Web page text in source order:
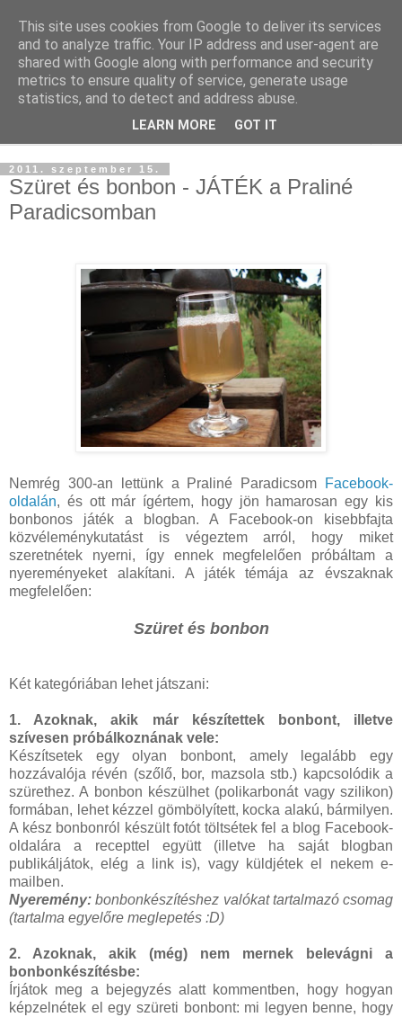
2011. szeptember 15.
Szüret és bonbon - JÁTÉK a Praliné
Paradicsomban
Nemrég 300-an lettünk a Praliné Paradicsom
Facebook-
oldalán, és ott már ígértem, hogy jön hamarosan egy kis
bonbonos játék a blogban. A Facebook-on kisebbfajta
közvéleménykutatást is végeztem arról, hogy miket
szeretnétek nyerni, így ennek megfelelően próbáltam a
nyereményeket alakítani. A játék témája az évszaknak
megfelelően:
Szüret és bonbon
Két kategóriában lehet játszani:
1. Azoknak, akik már készítettek bonbont, illetve
szívesen próbálkoznának vele:
Készítsetek egy olyan bonbont, amely legalább egy
hozzávalója révén (szőlő, bor, mazsola stb.) kapcsolódik a
szürethez. A bonbon készülhet (polikarbonát vagy szilikon)
formában, lehet kézzel gömbölyített, kocka alakú, bármilyen.
A kész bonbonról készült fotót töltsétek fel a blog Facebook-
oldalára a recepttel együtt (illetve ha saját blogban
publikáljátok, elég a link is), vagy küldjétek el nekem e-
mailben.
Nyeremény: bonbonkészítéshez valókat tartalmazó csomag
(tartalma egyelőre meglepetés :D)
2. Azoknak, akik (még) nem mernek belevágni a
bonbonkészítésbe:
Írjátok meg a bejegyzés alatt kommentben, hogy hogyan
képzelnétek el egy szüreti bonbont: mi legyen benne, hogy
This site uses cookies from Google to deliver its services
and to analyze traffic. Your IP address and user-agent are
shared with Google along with performance and security
metrics to ensure quality of service, generate usage
statistics, and to detect and address abuse.
LEARN MORE GOT IT